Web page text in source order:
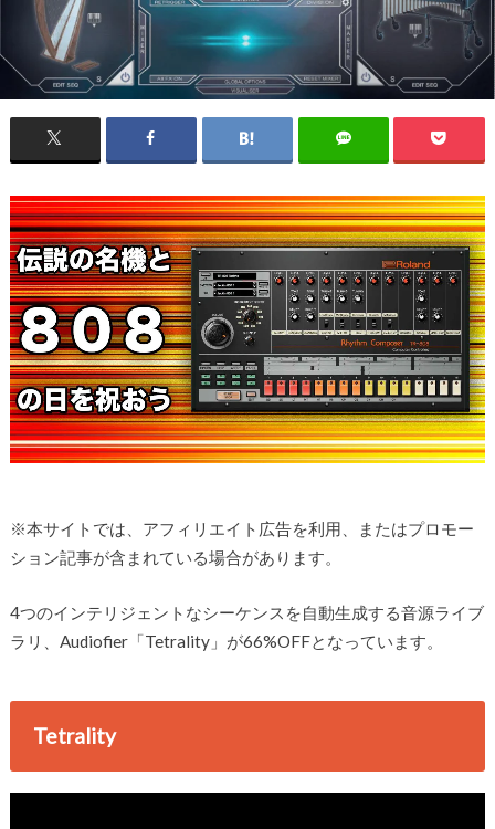
※本サイトでは、アフィリエイト広告を利用、またはプロモー
ション記事が含まれている場合があります。
4つのインテリジェントなシーケンスを自動生成する音源ライブ
ラリ、Audiofier「Tetrality」が66%OFFとなっています。
Tetrality